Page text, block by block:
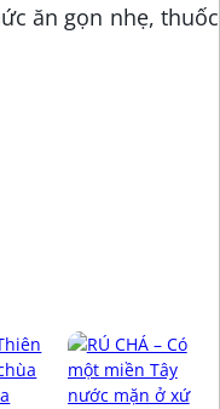
ăn gọn nhẹ, thuốc